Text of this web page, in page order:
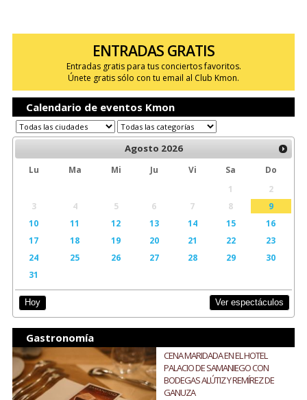
ENTRADAS GRATIS
Entradas gratis para tus conciertos favoritos.
Únete gratis sólo con tu email al Club Kmon.
Calendario de eventos Kmon
Agosto 2026
Lu Ma Mi Ju Vi Sa
Do
1
2
3
4 5 6 7 8
9
10
11 12 13 14 15
16
17
18 19 20 21 22
23
24
25 26 27 28 29
30
31
Hoy Ver espectáculos
Gastronomía
CENA MARIDADA EN EL HOTEL
PALACIO DE SAMANIEGO CON
BODEGAS ALÚTIZ Y REMÍREZ DE
GANUZA